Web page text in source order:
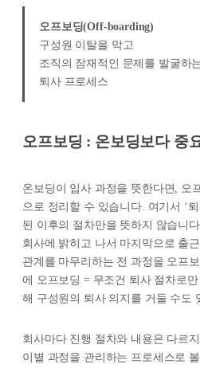
오프보딩(Off-boarding)
구성원 이탈을 막고
조직의 잠재적인 문제를 발굴하
퇴사 프로세스
오프보딩 : 온보딩보다 중
온보딩이 입사 과정을 뜻한다면, 오
으로 정리할 수 있습니다. 여기서 ‘
된 이후의 절차만을 뜻하지 않습니
회사에 밝히고 나서 마지막으로 출
관계를 마무리하는 전 과정을 오프
에 오프보딩 = 무조건 퇴사 절차로
해 구성원의 퇴사 의지를 거둘 수도
회사마다 진행 절차와 내용은 다르
이별 과정을 관리하는 프로세스로